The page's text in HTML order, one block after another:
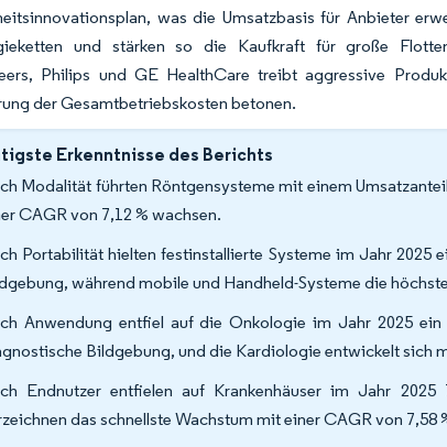
was die Umsatzbasis für Anbieter
und stärken so die Kaufkraft für große
Philips und GE HealthCare treibt aggressive
der Gesamtbetriebskosten betonen.
Erkenntnisse des Berichts
Modalität führten Röntgensysteme mit einem
CAGR von 7,12 % wachsen.
Portabilität hielten festinstallierte Systeme im Jahr 2025
während mobile und Handheld-Systeme die
Anwendung entfiel auf die Onkologie im Jahr 2025
Bildgebung, und die Kardiologie entwickelt sich
Endnutzer entfielen auf Krankenhäuser im Jahr
das schnellste Wachstum mit einer CAGR von 7,58